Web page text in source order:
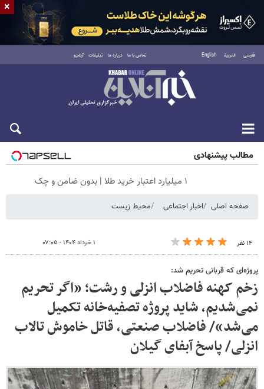
فارسی العربية English تماس با ما درباره ما تبلیغات آرشیو
جمعه ۱۶ مرداد ۱۴۰۵
مطالب پیشنهادی
۱ میلیارد اعتبار خرید طلا | بدون ضامن و چک
صفحه اصلی اخبار اجتماعی محیط زیست
۱۴ نفر ۱ خرداد ۱۴۰۴ - ۰۷:۰۵
پروژه‌ای که قربانی تحریم شد:
زخم کهنه فاضلاب انزلی و رشت؛ «اگر تحریم
نمی‌شدیم، شاید پروژه تصفیه‌خانه تکمیل
می‌شد»/ فاضلاب صنعتی، قاتل خاموش تالاب
انزلی/ پاسخ آبفای گیلان
×